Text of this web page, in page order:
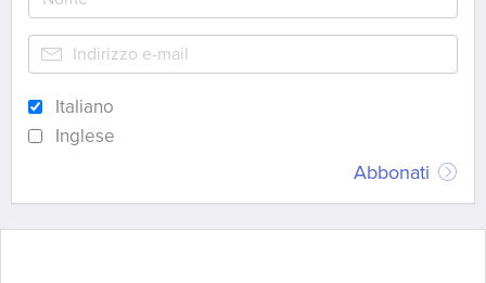
Italiano
Inglese
Abbonati